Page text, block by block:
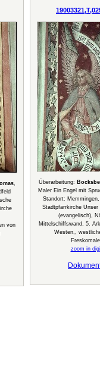
,
von
Überarbeitung:
Maler Ein Engel mit
Standort:
Stadtpfarrkirche Unser
(evangelisch),
Mittelschiffswand, 5.
Westen,,
zoom in